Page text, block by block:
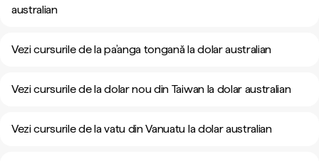
australian
Vezi cursurile de la pa’anga tongană la dolar australian
Vezi cursurile de la dolar nou din Taiwan la dolar australian
Vezi cursurile de la vatu din Vanuatu la dolar australian